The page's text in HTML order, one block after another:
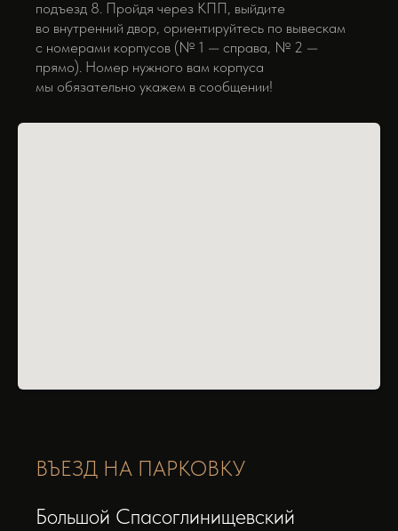
подъезд 8. Пройдя через КПП, выйдите
во внутренний двор, ориентируйтесь по вывескам
с номерами корпусов (№ 1 — справа, № 2 —
прямо). Номер нужного вам корпуса
мы обязательно укажем в сообщении!
ВЪЕЗД НА ПАРКОВКУ
Большой Спасоглинищевский